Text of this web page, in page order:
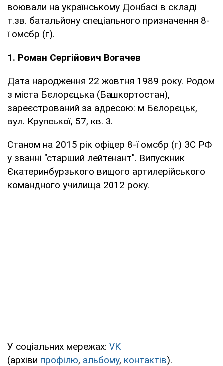
воювали на українському Донбасі в складі
т.зв. батальйону спеціального призначення 8-
ї омсбр (г).
1. Роман Сергійович Вогачев
Дата народження 22 жовтня 1989 року. Родом
з міста Бєлорєцька (Башкортостан),
зареєстрований за адресою: м Бєлорєцьк,
вул. Крупської, 57, кв. 3.
Станом на 2015 рік офіцер 8-ї омсбр (г) ЗС РФ
у званні "старший лейтенант". Випускник
Єкатеринбурзького вищого артилерійського
командного училища 2012 року.
У соціальних мережах: VK
(архіви профілю, альбому, контактів).